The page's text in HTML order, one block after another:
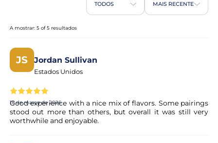
Posso cancelar a minha reserva se os meus
planos mudarem?
cancelamento gratuito até um determinado prazo. As
condições exatas são apresentadas de forma clara na
página da experiência antes de concluir a reserva.
A minha reserva é confirmada
imediatamente?
TODOS MAIS RECENTE
A mostrar: 5 of 5 resultados
JS Jordan Sullivan
Estados Unidos
18 de março de 2026
Good experience with a nice mix of flavors. Some pairings
stood out more than others, but overall it was still very
worthwhile and enjoyable.